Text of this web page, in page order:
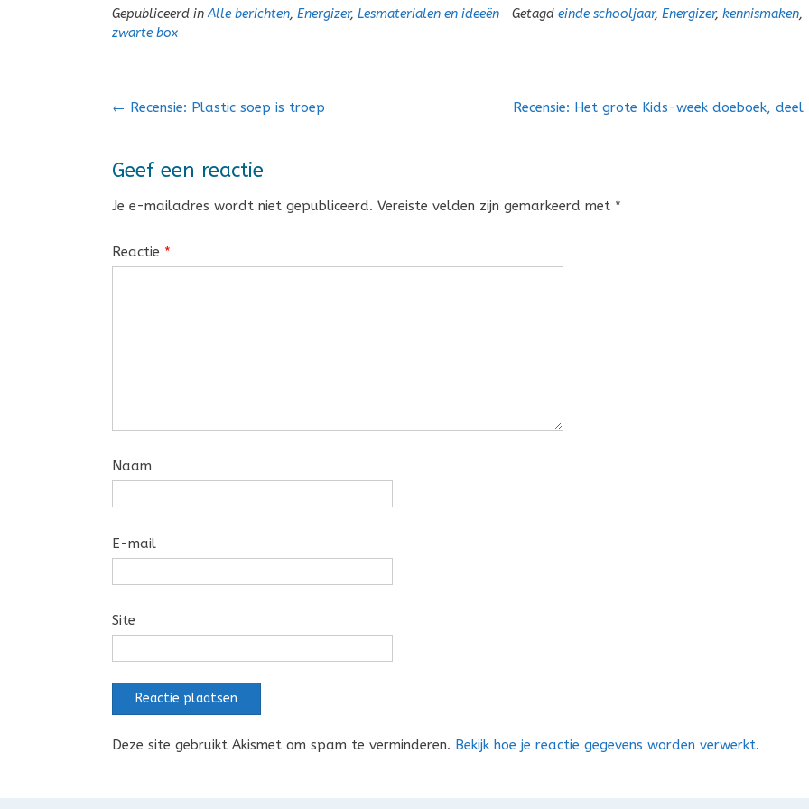
Gepubliceerd inAlle berichten, Energizer, Lesmaterialen en ideeën Getagd einde schooljaar, Energizer, kennismaken,
zwarte box
Bericht
Recensie: Het grote Kids-week doeboek,
← Recensie: Plastic soep is troep
Geef een reactie
Je e-mailadres wordt niet gepubliceerd. Vereiste velden zijn gemarkeerd met *
Reactie *
Naam
E-mail
Site
Deze site gebruikt Akismet om spam te verminderen. Bekijk hoe je reactie gegevens worden verwerkt.